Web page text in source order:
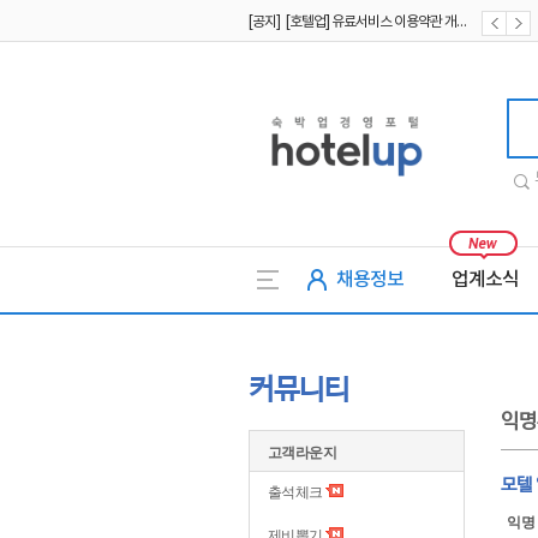
[공지] [호텔업] 유료서비스 이용약관 개정본2 (19.09.02)
채용정보 업계소식
커뮤니티
고객라운지
출석체크
익
모텔
익명